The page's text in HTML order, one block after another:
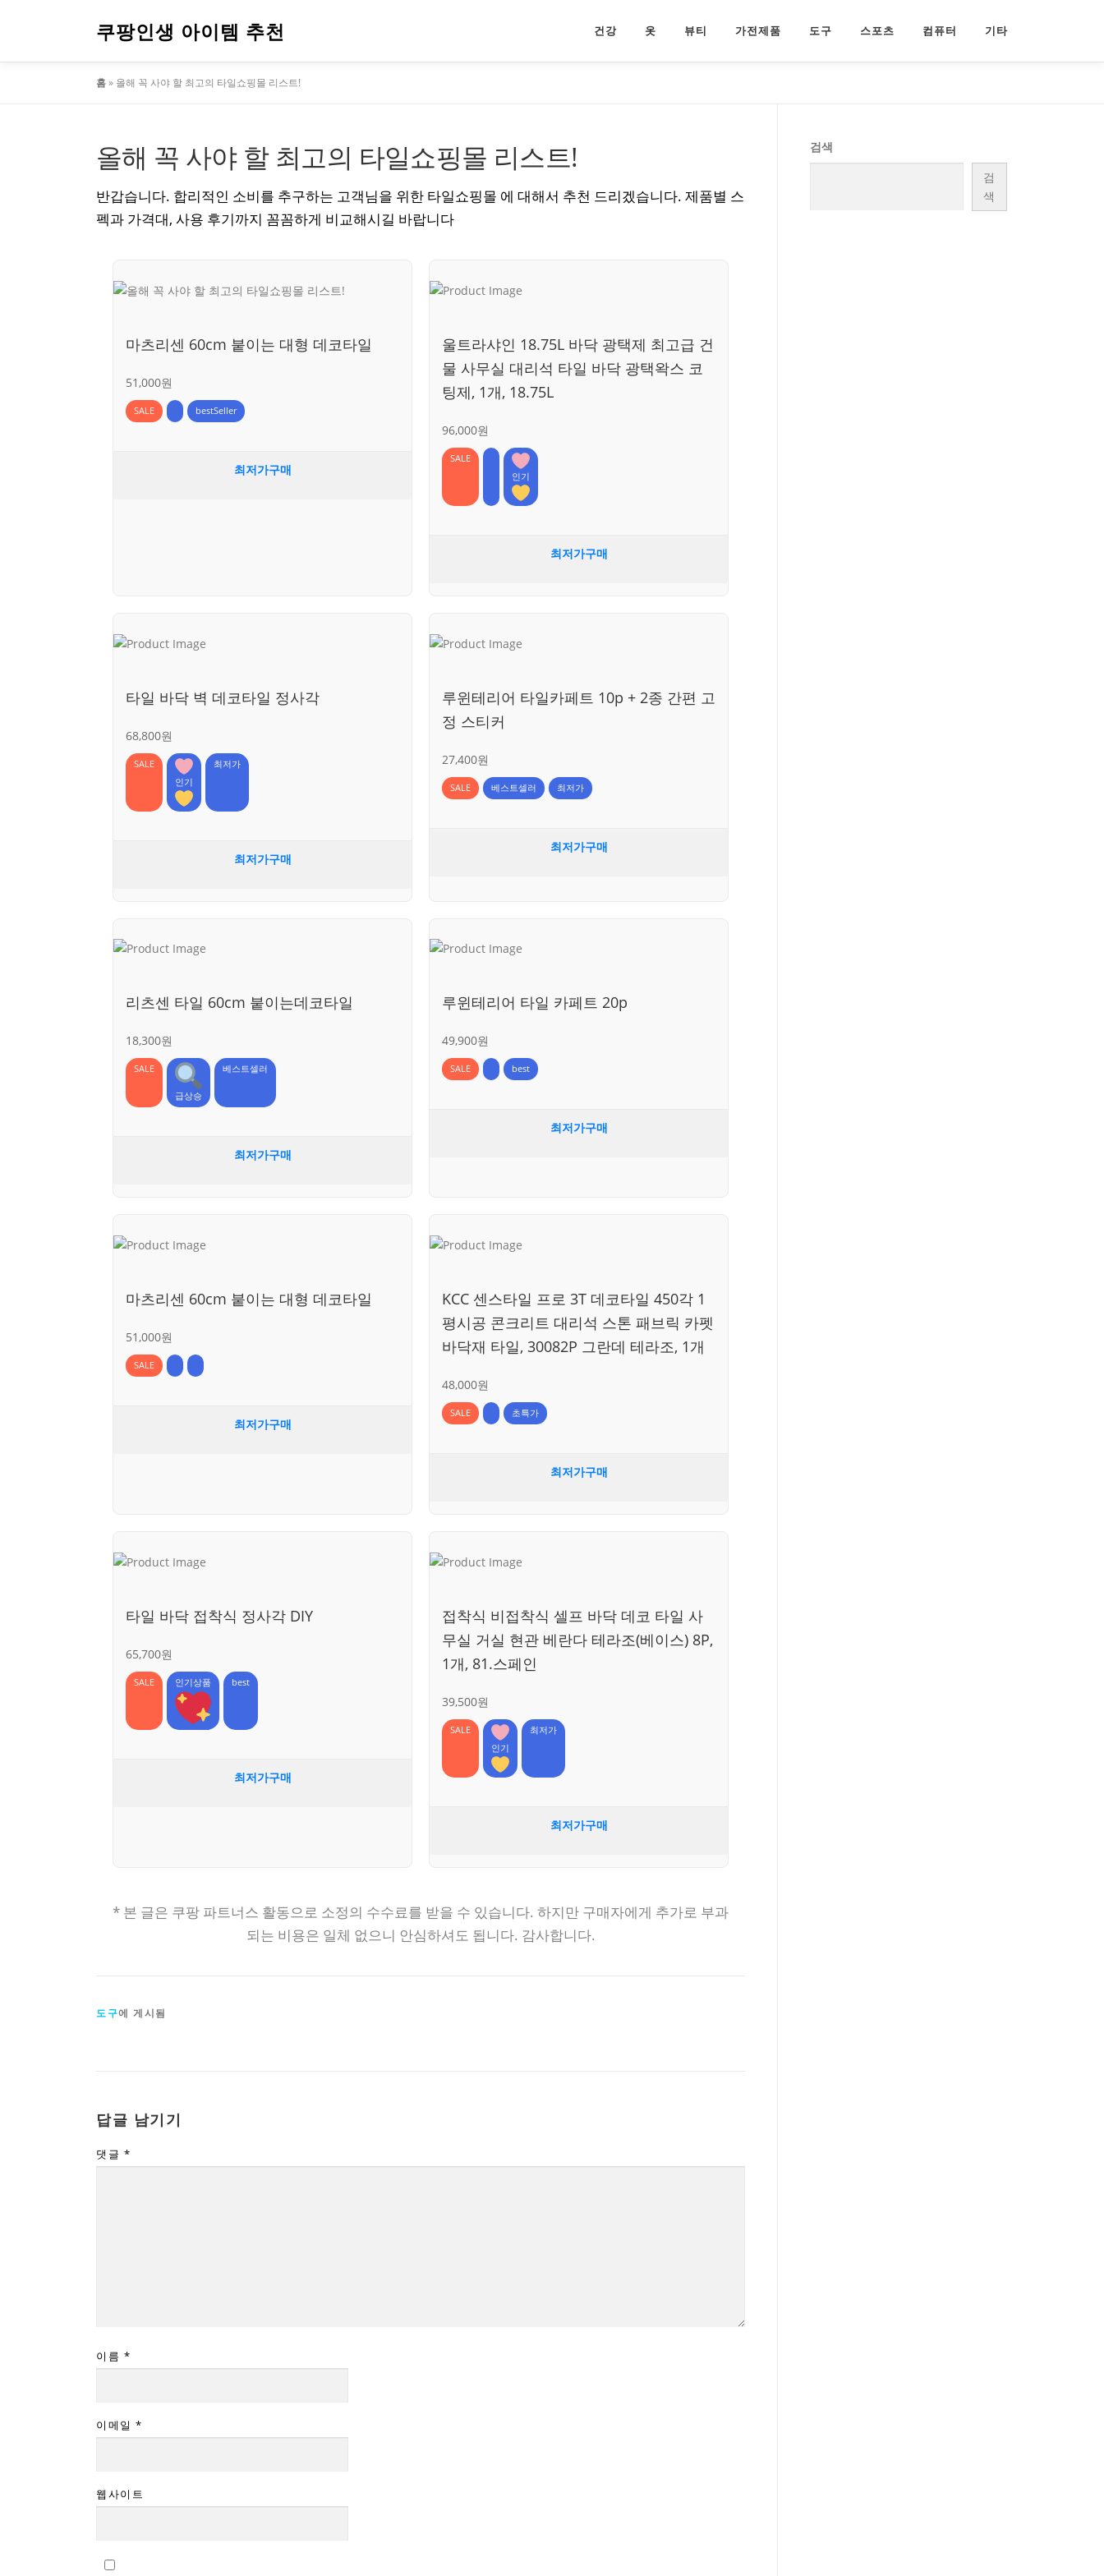
로
쿠팡인생 아이템 추천 건강 옷 뷰티 가전제품 도구 스포츠 컴퓨터 기타
홈» 올해 꼭 사야 할 최고의 타일쇼핑몰 리스트!
올해 꼭 사야 할 최고의 타일쇼핑몰 리스트!
반갑습니다. 합리적인 소비를 추구하는 고객님을 위한 타일쇼핑몰 에 대해서 추천 드리겠습니다. 제품별 스
펙과 가격대, 사용 후기까지 꼼꼼하게 비교해시길 바랍니다
마츠리센 60cm 붙이는 대형 데코타일
51,000원
SALE bestSeller
최저가구매
울트라샤인 18.75L 바닥 광택제 최고급 건
물 사무실 대리석 타일 바닥 광택왁스 코
팅제, 1개, 18.75L
96,000원
SALE
인기
최저가구매
타일 바닥 벽 데코타일 정사각
68,800원
SALE
인기
최저가
최저가구매
루윈테리어 타일카페트 10p + 2종 간편 고
정 스티커
27,400원
SALE 베스트셀러 최저가
최저가구매
리츠센 타일 60cm 붙이는데코타일
18,300원
SALE
급상승
베스트셀러
최저가구매
루윈테리어 타일 카페트 20p
49,900원
SALE best
최저가구매
마츠리센 60cm 붙이는 대형 데코타일
51,000원
SALE
최저가구매
KCC 센스타일 프로 3T 데코타일 450각 1
평시공 콘크리트 대리석 스톤 패브릭 카펫
바닥재 타일, 30082P 그란데 테라조, 1개
48,000원
SALE 초특가
최저가구매
타일 바닥 접착식 정사각 DIY
65,700원
SALE 인기상품 best
최저가구매
접착식 비접착식 셀프 바닥 데코 타일 사
무실 거실 현관 베란다 테라조(베이스) 8P,
1개, 81.스페인
39,500원
SALE
인기
최저가
최저가구매
* 본 글은 쿠팡 파트너스 활동으로 소정의 수수료를 받을 수 있습니다. 하지만 구매자에게 추가로 부과
되는 비용은 일체 없으니 안심하셔도 됩니다. 감사합니다.
도구에 게시됨
답글 남기기
댓글 *
이름 *
이메일 *
웹사이트
검색
검
색